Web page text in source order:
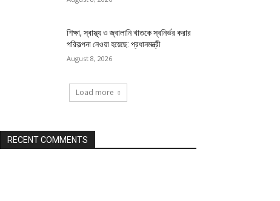
শিক্ষা, স্বাস্থ্য ও জ্বালানি খাতকে স্বনির্ভর করার
পরিকল্পনা নেওয়া হয়েছে: প্রধানমন্ত্রী
August 8, 2026
Load more
RECENT COMMENTS